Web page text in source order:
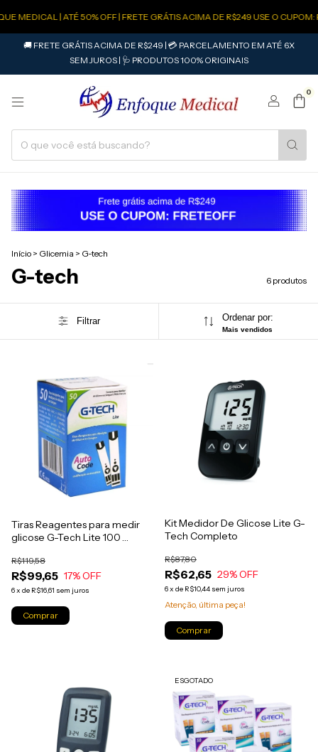
MEDICAL | ATÉ 50% OFF | FRETE GRÁTIS ACIMA DE R$249 USE O CUPOM:
🚚 FRETE GRÁTIS ACIMA DE R$249 | 💳 PARCELAMENTO EM ATÉ 6X
SEM JUROS | 🩺 PRODUTOS 100% ORIGINAIS
0
Início > Glicemia > G-tech
G-tech 6 produtos
Filtrar Ordenar por:
Mais vendidos
Tiras Reagentes para medir
glicose G-Tech Lite 100
R$99,65
R$119,58
17% OFF
6x de R$16,61 sem juros
Kit Medidor De Glicose Lite G-
Tech Completo
R$62,65
R$87,80
29% OFF
6x de R$10,44 sem juros
Atenção, última peça!
ESGOTADO